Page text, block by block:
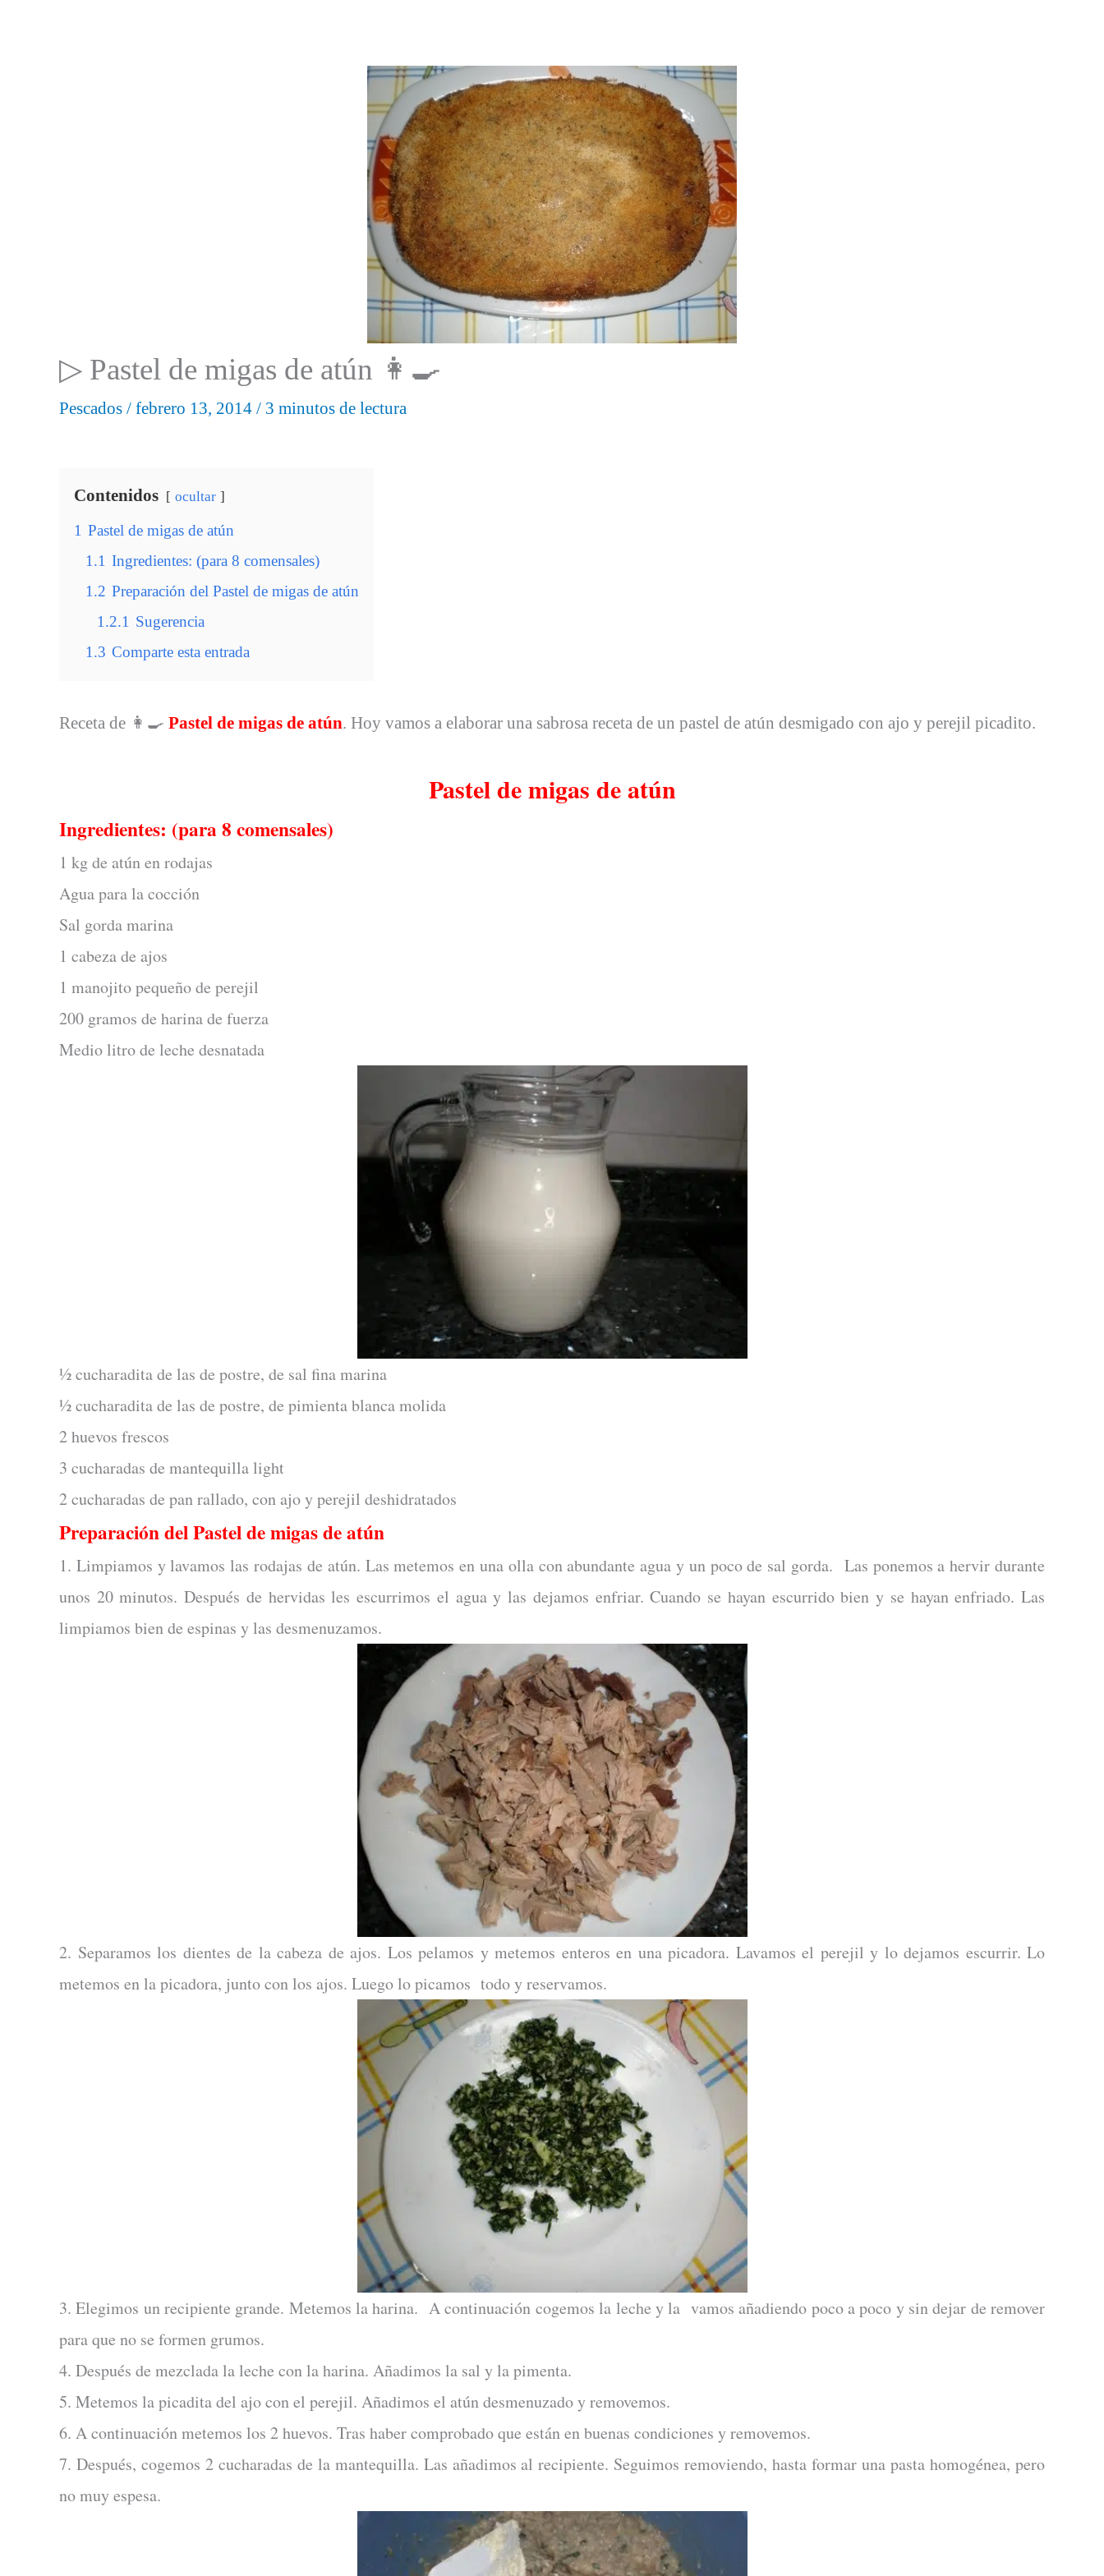
▷ Pastel de migas de atún 👩‍🍳
Pescados / febrero 13, 2014 / 3 minutos de lectura
Contenidos ocultar
1 Pastel de migas de atún
1.1 Ingredientes: (para 8 comensales)
1.2 Preparación del Pastel de migas de atún
1.2.1 Sugerencia
1.3 Comparte esta entrada
Receta de 👩‍🍳 Pastel de migas de atún. Hoy vamos a elaborar una sabrosa receta de un pastel de atún desmigado con ajo y perejil picadito.
Pastel de migas de atún
Ingredientes: (para 8 comensales)
1 kg de atún en rodajas
Agua para la cocción
Sal gorda marina
1 cabeza de ajos
1 manojito pequeño de perejil
200 gramos de harina de fuerza
Medio litro de leche desnatada
½ cucharadita de las de postre, de sal fina marina
½ cucharadita de las de postre, de pimienta blanca molida
2 huevos frescos
3 cucharadas de mantequilla light
2 cucharadas de pan rallado, con ajo y perejil deshidratados
Preparación del Pastel de migas de atún
1. Limpiamos y lavamos las rodajas de atún. Las metemos en una olla con abundante agua y un poco de sal gorda. Las ponemos a hervir durante
unos 20 minutos. Después de hervidas les escurrimos el agua y las dejamos enfriar. Cuando se hayan escurrido bien y se hayan enfriado. Las
limpiamos bien de espinas y las desmenuzamos.
2. Separamos los dientes de la cabeza de ajos. Los pelamos y metemos enteros en una picadora. Lavamos el perejil y lo dejamos escurrir. Lo
metemos en la picadora, junto con los ajos. Luego lo picamos todo y reservamos.
3. Elegimos un recipiente grande. Metemos la harina. A continuación cogemos la leche y la vamos añadiendo poco a poco y sin dejar de remover
para que no se formen grumos.
4. Después de mezclada la leche con la harina. Añadimos la sal y la pimenta.
5. Metemos la picadita del ajo con el perejil. Añadimos el atún desmenuzado y removemos.
6. A continuación metemos los 2 huevos. Tras haber comprobado que están en buenas condiciones y removemos.
7. Después, cogemos 2 cucharadas de la mantequilla. Las añadimos al recipiente. Seguimos removiendo, hasta formar una pasta homogénea, pero
no muy espesa.